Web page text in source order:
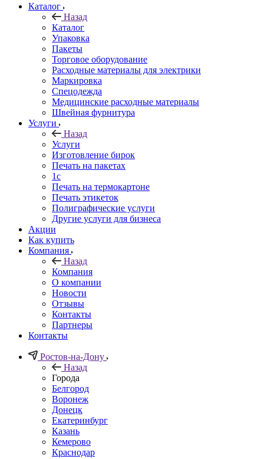
Каталог
Назад
Каталог
Упаковка
Пакеты
Торговое оборудование
Расходные материалы для электрики
Маркировка
Спецодежда
Медицинские расходные материалы
Швейная фурнитура
Услуги
Назад
Услуги
Изготовление бирок
Печать на пакетах
1c
Печать на термокартоне
Печать этикеток
Полиграфические услуги
Другие услуги для бизнеса
Акции
Как купить
Компания
Назад
Компания
О компании
Новости
Отзывы
Контакты
Партнеры
Контакты
Ростов-на-Дону
Назад
Города
Белгород
Воронеж
Донецк
Екатеринбург
Казань
Кемерово
Краснодар